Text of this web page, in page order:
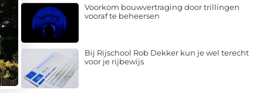
Voorkom bouwvertraging door trillingen
vooraf te beheersen
Bij Rijschool Rob Dekker kun je wel terecht
voor je rijbewijs